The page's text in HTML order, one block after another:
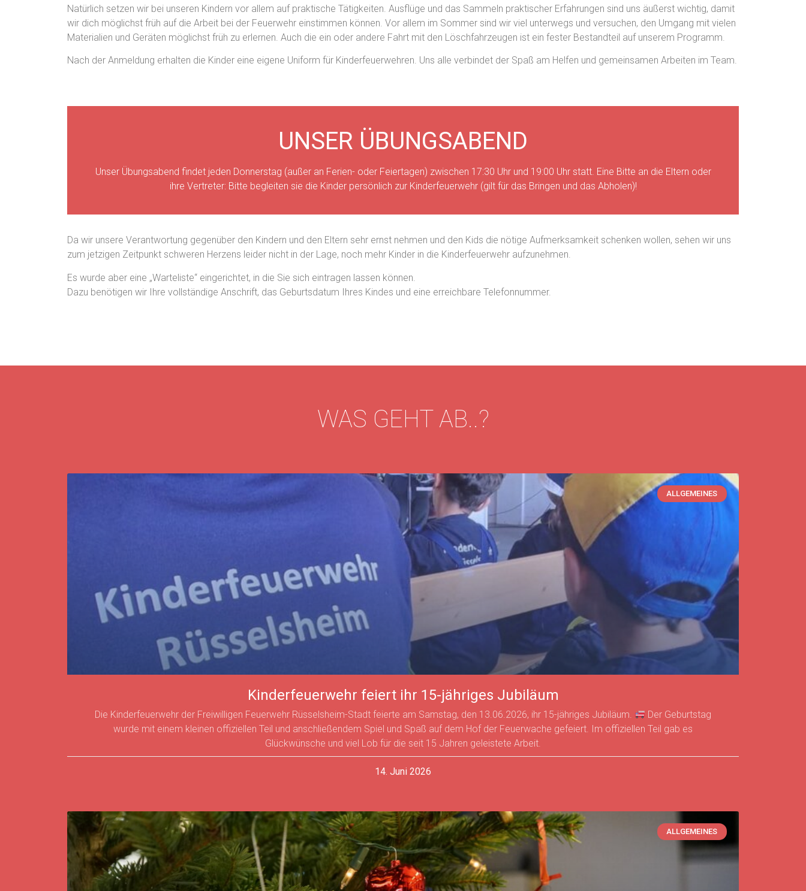
Natürlich setzen wir bei unseren Kindern vor allem auf praktische Tätigkeiten. Ausflüge und das Sammeln praktischer Erfahrungen sind uns äußerst wichtig, damit
wir dich möglichst früh auf die Arbeit bei der Feuerwehr einstimmen können. Vor allem im Sommer sind wir viel unterwegs und versuchen, den Umgang mit vielen
Materialien und Geräten möglichst früh zu erlernen. Auch die ein oder andere Fahrt mit den Löschfahrzeugen ist ein fester Bestandteil auf unserem Programm.
Nach der Anmeldung erhalten die Kinder eine eigene Uniform für Kinderfeuerwehren. Uns alle verbindet der Spaß am Helfen und gemeinsamen Arbeiten im Team.
UNSER ÜBUNGSABEND
Unser Übungsabend findet jeden Donnerstag (außer an Ferien- oder Feiertagen) zwischen 17:30 Uhr und 19:00 Uhr statt. Eine Bitte an die Eltern oder
ihre Vertreter: Bitte begleiten sie die Kinder persönlich zur Kinderfeuerwehr (gilt für das Bringen und das Abholen)!
Da wir unsere Verantwortung gegenüber den Kindern und den Eltern sehr ernst nehmen und den Kids die nötige Aufmerksamkeit schenken wollen, sehen wir uns
zum jetzigen Zeitpunkt schweren Herzens leider nicht in der Lage, noch mehr Kinder in die Kinderfeuerwehr aufzunehmen.
Es wurde aber eine „Warteliste“ eingerichtet, in die Sie sich eintragen lassen können.
Dazu benötigen wir Ihre vollständige Anschrift, das Geburtsdatum Ihres Kindes und eine erreichbare Telefonnummer.
WAS GEHT AB..?
ALLGEMEINES
Kinderfeuerwehr feiert ihr 15-jähriges Jubiläum
Die Kinderfeuerwehr der Freiwilligen Feuerwehr Rüsselsheim-Stadt feierte am Samstag, den 13.06.2026, ihr 15-jähriges Jubiläum.
Der Geburtstag
wurde mit einem kleinen offiziellen Teil und anschließendem Spiel und Spaß auf dem Hof der Feuerwache gefeiert. Im offiziellen Teil gab es
Glückwünsche und viel Lob für die seit 15 Jahren geleistete Arbeit.
14. Juni 2026
ALLGEMEINES